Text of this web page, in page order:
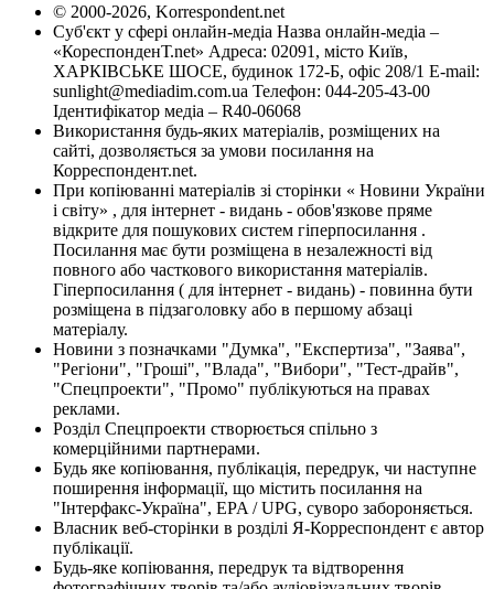
© 2000-2026, Korrespondent.net
Суб'єкт у сфері онлайн-медіа Назва онлайн-медіа –
«КореспонденТ.net» Адреса: 02091, місто Київ,
ХАРКІВСЬКЕ ШОСЕ, будинок 172-Б, офіс 208/1 E-mail:
sunlight@mediadim.com.ua Телефон: 044-205-43-00
Ідентифікатор медіа – R40-06068
Використання будь-яких матеріалів, розміщених на
сайті, дозволяється за умови посилання на
Корреспондент.net.
При копіюванні матеріалів зі сторінки « Новини України
і світу» , для інтернет - видань - обов'язкове пряме
відкрите для пошукових систем гіперпосилання .
Посилання має бути розміщена в незалежності від
повного або часткового використання матеріалів.
Гіперпосилання ( для інтернет - видань) - повинна бути
розміщена в підзаголовку або в першому абзаці
матеріалу.
Новини з позначками "Думка", "Експертиза", "Заява",
"Регіони", "Гроші", "Влада", "Вибори", "Тест-драйв",
"Спецпроекти", "Промо" публікуються на правах
реклами.
Розділ Спецпроекти створюється спільно з
комерційними партнерами.
Будь яке копіювання, публікація, передрук, чи наступне
поширення інформації, що містить посилання на
"Інтерфакс-Україна", EPA / UPG, суворо забороняється.
Власник веб-сторінки в розділі Я-Корреспондент є автор
публікації.
Будь-яке копіювання, передрук та відтворення